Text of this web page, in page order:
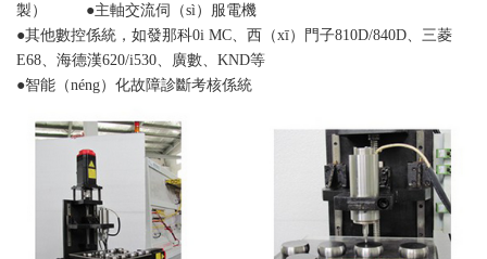
製） ●主軸交流伺（sì）服電機
●其他數控係統，如發那科0i MC、西（xī）門子810D/840D、三菱
E68、海德漢620/i530、廣數、KND等
●智能（néng）化故障診斷考核係統